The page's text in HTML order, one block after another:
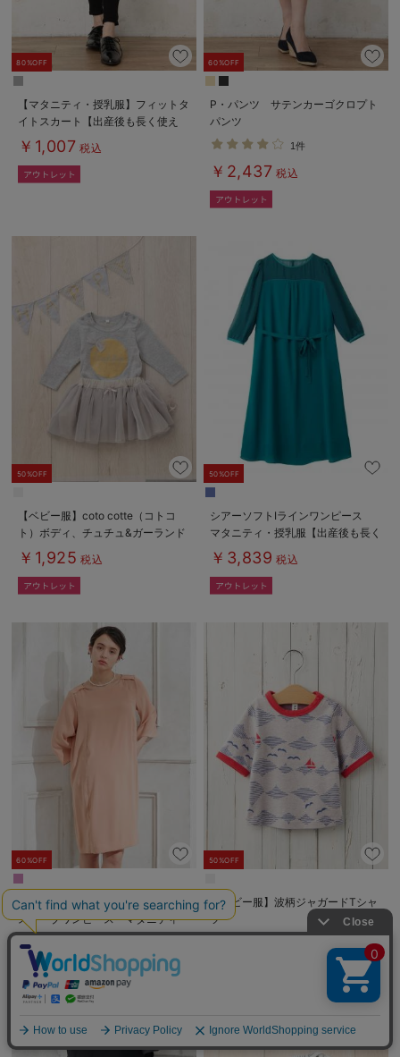
80%OFF
【マタニティ・授乳服】フィットタ
イトスカート【出産後も長く使え
る】
￥1,007 税込
60%OFF
P・パンツ サテンカーゴクロプト
パンツ
1件
￥2,437 税込
50%OFF
【ベビー服】coto cotte（コトコ
ト）ボディ、チュチュ&ガーランド
3点セット
￥1,925 税込
50%OFF
シアーソフトIラインワンピース
マタニティ・授乳服【出産後も長く
使える】
￥3,839 税込
60%OFF
ハイクオリティジョーゼット ベル
スリーブワンピース マタニティ・
授乳服【出産後も長く使える】
￥2,191
50%OFF
【ベビー服】波柄ジャガードTシャ
ツ